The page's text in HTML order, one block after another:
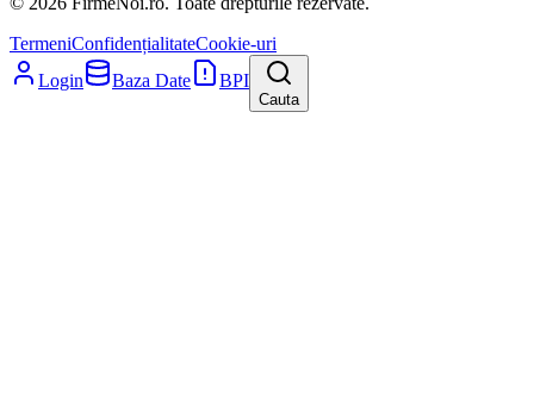
TermeniConfidențialitateCookie-uri
Login
Baza Date BPI
Cauta